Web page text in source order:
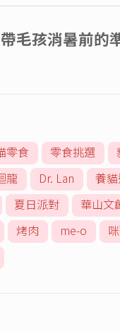
零食 零食挑選
龍 Dr. Lan
養
夏日派對 華山文
烤肉 me-o